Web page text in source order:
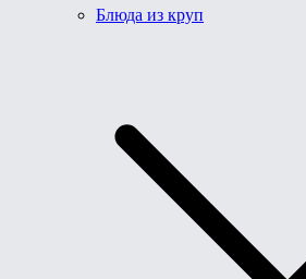
Блюда из круп